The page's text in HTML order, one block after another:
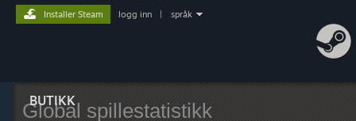
BUTIKK
Installer Steam logg inn språk
Global spillestatistikk